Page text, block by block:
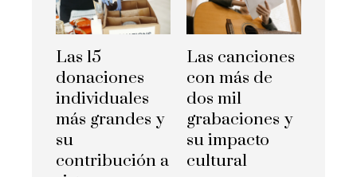
Las 15
donaciones
individuales
más grandes y
su
contribución a
Las canciones
con más de
dos mil
grabaciones y
su impacto
cultural